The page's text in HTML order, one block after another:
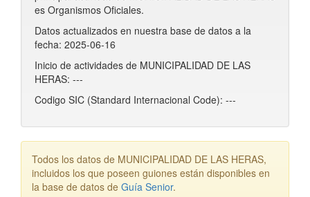
es Organismos Oficiales.
Datos actualizados en nuestra base de datos a la
fecha: 2025-06-16
Inicio de actividades de MUNICIPALIDAD DE LAS
HERAS: ---
Codigo SIC (Standard Internacional Code): ---
Todos los datos de MUNICIPALIDAD DE LAS HERAS,
incluidos los que poseen guiones están disponibles en
la base de datos de Guía Senior.